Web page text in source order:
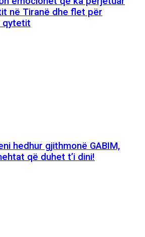
në Tiranë dhe flet për
qytetit
hedhur gjithmonë GABIM,
që duhet t’i dini!